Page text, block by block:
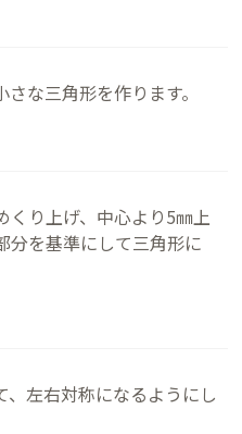
な三角形を作ります。
くり上げ、中心より5㎜上
分を基準にして三角形に
左右対称になるようにし